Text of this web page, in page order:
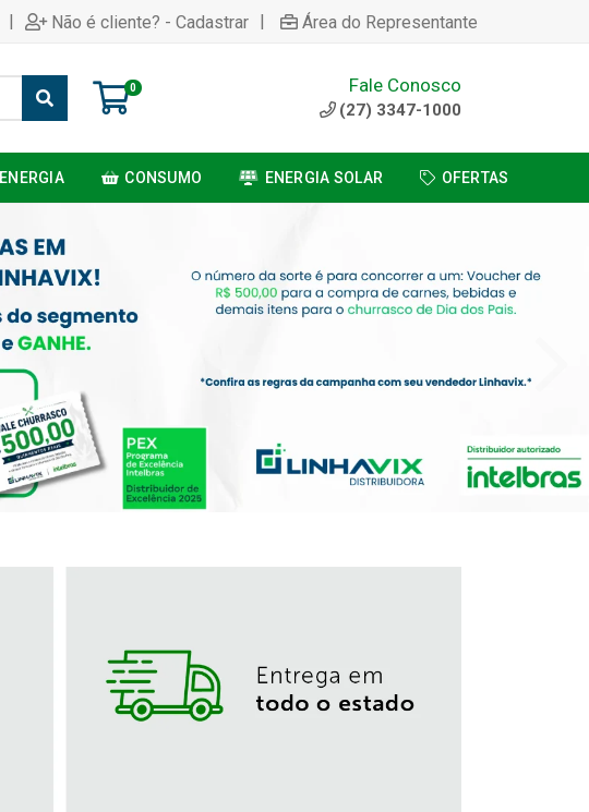
| Não é cliente? - Cadastrar | Área do Representante
0 Fale Conosco
(27) 3347-1000
ENERGIA CONSUMO ENERGIA SOLAR OFERTAS